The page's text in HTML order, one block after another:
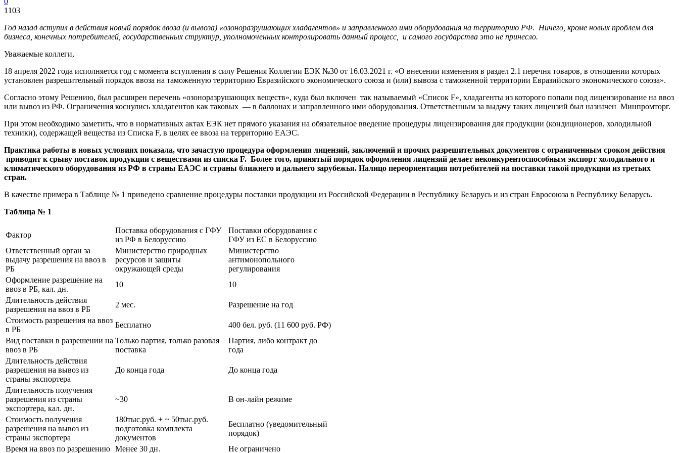
1103
Год назад вступил в действия новый порядок ввоза (и вывоза) «озоноразрушающих хладагентов» и заправленного ими оборудования на территорию РФ. Ничего, кроме новых проблем для
бизнеса, конечных потребителей, государственных структур, уполномоченных контролировать данный процесс, и самого государства это не принесло.
Уважаемые коллеги,
18 апреля 2022 года исполняется год с момента вступления в силу Решения Коллегии ЕЭК №30 от 16.03.2021 г. «О внесении изменения в раздел 2.1 перечня товаров, в отношении которых
установлен разрешительный порядок ввоза на таможенную территорию Евразийского экономического союза и (или) вывоза с таможенной территории Евразийского экономического союза».
Согласно этому Решению, был расширен перечень «озоноразрушающих веществ», куда был включен так называемый «Список F», хладагенты из которого попали под лицензирование на ввоз
или вывоз из РФ. Ограничения коснулись хладагентов как таковых — в баллонах и заправленного ими оборудования. Ответственным за выдачу таких лицензий был назначен Минпромторг.
При этом необходимо заметить, что в нормативных актах ЕЭК нет прямого указания на обязательное введение процедуры лицензирования для продукции (кондиционеров, холодильной
техники), содержащей вещества из Списка F, в целях ее ввоза на территорию ЕАЭС.
Практика работы в новых условиях показала, что зачастую процедура оформления лицензий, заключений и прочих разрешительных документов с ограниченным сроком действия
приводит к срыву поставок продукции с веществами из списка F. Более того, принятый порядок оформления лицензий делает неконкурентоспособным экспорт холодильного и
климатического оборудования из РФ в страны ЕАЭС и страны ближнего и дальнего зарубежья. Налицо переориентация потребителей на поставки такой продукции из третьих
стран.
В качестве примера в Таблице № 1 приведено сравнение процедуры поставки продукции из Российской Федерации в Республику Беларусь и из стран Евросоюза в Республику Беларусь.
Таблица № 1
Фактор
Поставка оборудования с ГФУ
из РФ в Белоруссию
Поставки оборудования с
ГФУ из ЕС в Белоруссию
Ответственный орган за
выдачу разрешения на ввоз в
РБ
Министерство природных
ресурсов и защиты
окружающей среды
Министерство
антимонопольного
регулирования
Оформление разрешение на
ввоз в РБ, кал. дн.
10
10
Длительность действия
разрешения на ввоз в РБ
2 мес.
Разрешение на год
Стоимость разрешения на ввоз
в РБ
Бесплатно
400 бел. руб. (11 600 руб. РФ)
Вид поставки в разрешении на
ввоз в РБ
Только партия, только разовая
поставка
Партия, либо контракт до
года
Длительность действия
разрешения на вывоз из
страны экспортера
До конца года До конца года
Длительность получения
разрешения из страны
экспортера, кал. дн.
~30 В он-лайн режиме
Стоимость получения
разрешения на вывоз из
страны экспортера
180тыс.руб. + ~ 50тыс.руб.
подготовка комплекта
документов
Бесплатно (уведомительный
порядок)
Время на ввоз по разрешению Менее 30 дн. Не ограничено